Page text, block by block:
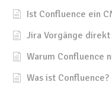
Ist Confluence ein
Jira Vorgänge
Warum Confluence
Was ist Confluence?